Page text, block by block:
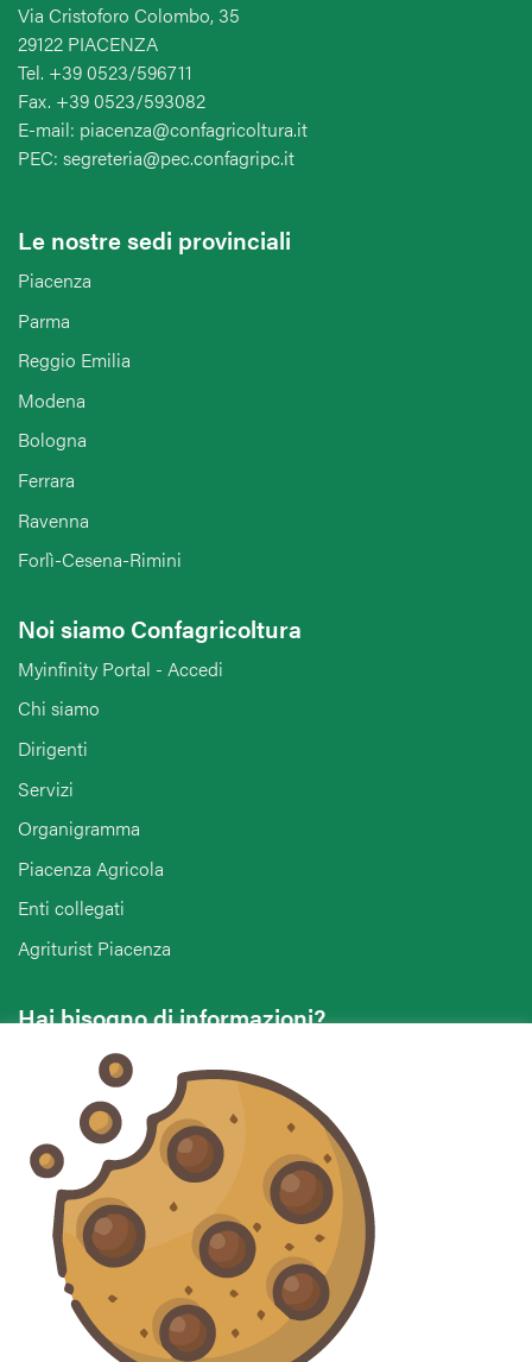
Via Cristoforo Colombo, 35
29122 PIACENZA
Tel. +39 0523/596711
Fax. +39 0523/593082
E-mail: piacenza@confagricoltura.it
PEC: segreteria@pec.confagripc.it
Le nostre sedi provinciali
Piacenza
Parma
Reggio Emilia
Modena
Bologna
Ferrara
Ravenna
Forlì-Cesena-Rimini
Noi siamo Confagricoltura
Myinfinity Portal - Accedi
Chi siamo
Dirigenti
Servizi
Organigramma
Piacenza Agricola
Enti collegati
Agriturist Piacenza
Hai bisogno di informazioni?
Vuoi contattarci per ricevere assistenza, lasciare un
commento o chiedere informazioni?
CONTATTACI
Seguici sui social